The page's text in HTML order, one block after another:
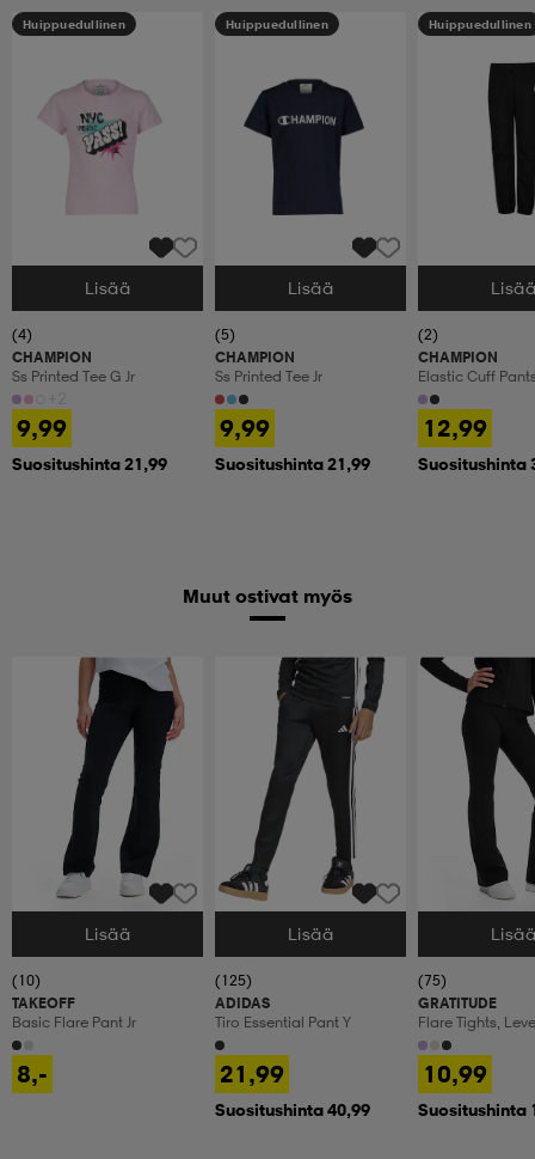
Huippuedullinen
Valitse Koko
Lisää
(4)
CHAMPION
Ss Printed Tee G Jr
9,99
Suositushinta 21,99
Huippuedullinen
Valitse Koko
Lisää
(5)
CHAMPION
Ss Printed Tee Jr
9,99
Suositushinta 21,99
Huippuedullinen
Valitse Koko
(2)
CHAMPION
Elastic Cuff
12,99
Suositushinta
Muut ostivat myös
Valitse Koko
Lisää
(10)
TAKEOFF
Basic Flare Pant Jr
8,-
Valitse Koko
Lisää
(125)
ADIDAS
Tiro Essential Pant Y
21,99
Suositushinta 40,99
Valitse Koko
(75)
GRATITUDE
Flare Tights,
Treenitrikoot,
10,99
Suositushinta